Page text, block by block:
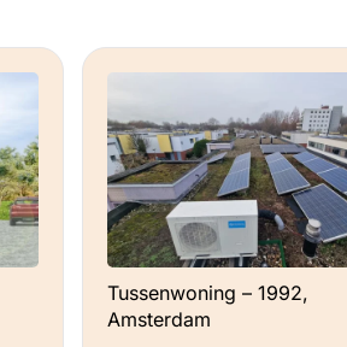
Tussenwoning – 1992,
Amsterdam